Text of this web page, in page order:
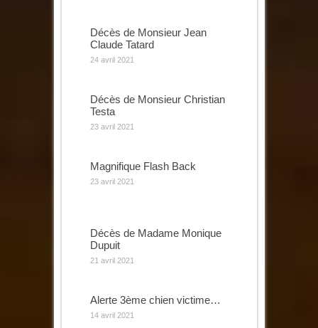
Décès de Monsieur Jean
Claude Tatard
24 avril 2021
Décès de Monsieur Christian
Testa
23 avril 2021
Magnifique Flash Back
23 avril 2021
Décès de Madame Monique
Dupuit
21 avril 2021
Alerte 3ème chien victime…
14 avril 2021